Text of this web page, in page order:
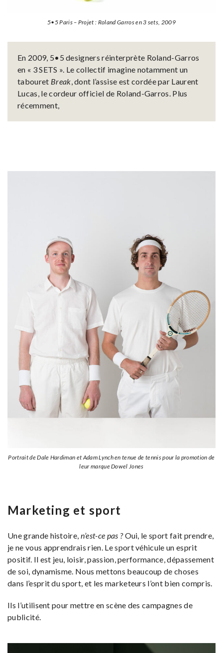
5•5 Paris – Projet : Roland Garros en 3 sets, 2009
En 2009, 5•5 designers réinterprète Roland-Garros
en « 3 SETS ». Le collectif imagine notamment un
tabouret Break, dont l’assise est cordée par Laurent
Lucas, le cordeur officiel de Roland-Garros. Plus
récemment,
Portrait de Dale Hardiman et Adam Lynch en tenue de tennis pour la promotion de
leur marque Dowel Jones
Marketing et sport
Une grande histoire, n’est-ce pas ?Oui, le sport fait prendre,
je ne vous apprendrais rien. Le sport véhicule un esprit
positif. Il est jeu, loisir, passion, performance, dépassement
de soi, dynamisme. Nous mettons beaucoup de choses
dans l’esprit du sport, et les marketeurs l’ont bien compris.
Ils l’utilisent pour mettre en scène des campagnes de
publicité.